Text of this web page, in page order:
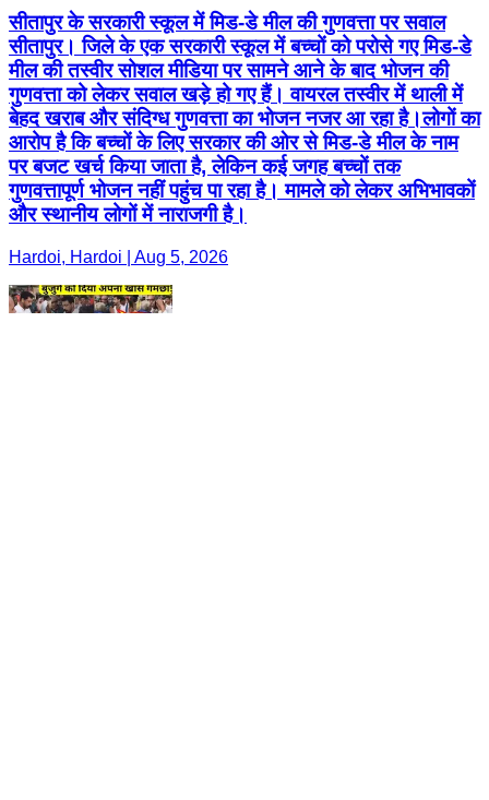
सीतापुर के सरकारी स्कूल में मिड-डे मील की गुणवत्ता पर सवाल
सीतापुर। जिले के एक सरकारी स्कूल में बच्चों को परोसे गए मिड-डे
मील की तस्वीर सोशल मीडिया पर सामने आने के बाद भोजन की
गुणवत्ता को लेकर सवाल खड़े हो गए हैं। वायरल तस्वीर में थाली में
बेहद खराब और संदिग्ध गुणवत्ता का भोजन नजर आ रहा है।लोगों का
आरोप है कि बच्चों के लिए सरकार की ओर से मिड-डे मील के नाम
पर बजट खर्च किया जाता है, लेकिन कई जगह बच्चों तक
गुणवत्तापूर्ण भोजन नहीं पहुंच पा रहा है। मामले को लेकर अभिभावकों
और स्थानीय लोगों में नाराजगी है।
Hardoi, Hardoi | Aug 5, 2026